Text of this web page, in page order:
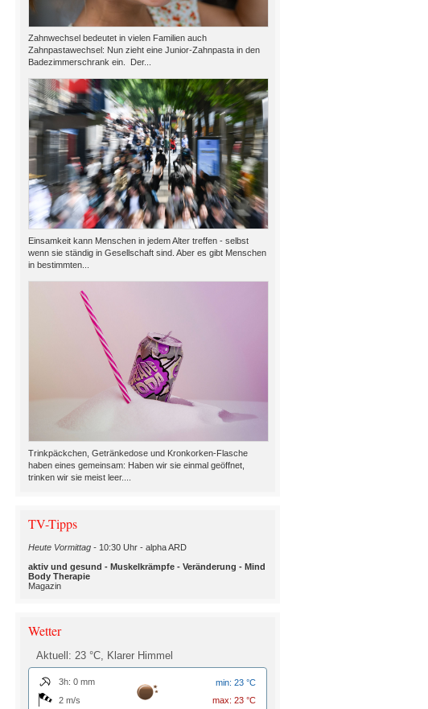
Zahnwechsel bedeutet in vielen Familien auch
Zahnpastawechsel: Nun zieht eine Junior-Zahnpasta in den
Badezimmerschrank ein. Der...
Einsamkeit kann Menschen in jedem Alter treffen - selbst
wenn sie ständig in Gesellschaft sind. Aber es gibt Menschen
in bestimmten...
Trinkpäckchen, Getränkedose und Kronkorken-Flasche
haben eines gemeinsam: Haben wir sie einmal geöffnet,
trinken wir sie meist leer....
TV-Tipps
Heute Vormittag -10:30 Uhr - alpha ARD
aktiv und gesund - Muskelkrämpfe - Veränderung - Mind
Body Therapie
Magazin
Wetter
Aktuell: 23 °C, Klarer Himmel
3h: 0 mm
2 m/s
min: 23 °C
max: 23 °C